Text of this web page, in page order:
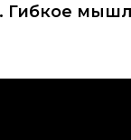
Гибкое